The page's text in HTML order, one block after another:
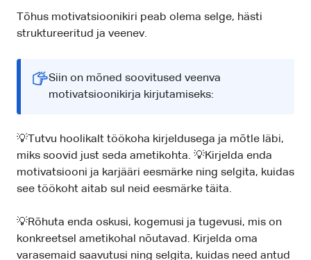
Tõhus motivatsioonikiri peab olema selge, hästi
struktureeritud ja veenev.
Siin on mõned soovitused veenva
motivatsioonikirja kirjutamiseks:
💡Tutvu hoolikalt töökoha kirjeldusega ja mõtle läbi,
miks soovid just seda ametikohta. 💡Kirjelda enda
motivatsiooni ja karjääri eesmärke ning selgita, kuidas
see töökoht aitab sul neid eesmärke täita.
💡Rõhuta enda oskusi, kogemusi ja tugevusi, mis on
konkreetsel ametikohal nõutavad. Kirjelda oma
varasemaid saavutusi ning selgita, kuidas need antud